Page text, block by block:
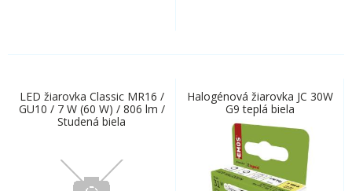
LED žiarovka Classic MR16 /
GU10 / 7 W (60 W) / 806 lm /
Studená biela
Halogénová žiarovka JC 30W
G9 teplá biela